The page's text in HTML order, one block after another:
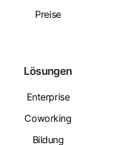
Preise
Lösungen
Enterprise
Coworking
Bildung